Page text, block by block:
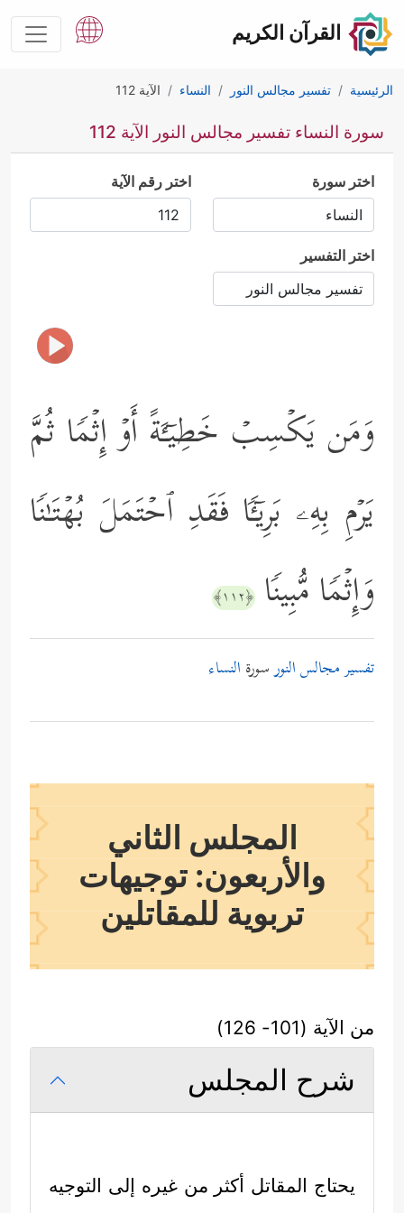
القرآن الكريم
الرئيسية تفسير مجالس النور النساء الآية 112
سورة النساء تفسير مجالس النور الآية 112
اختر سورة اختر رقم الآية
اختر التفسير
وَمَن یَكۡسِبۡ خَطِیۤـَٔةً أَوۡ إِثۡمࣰا ثُمَّ
یَرۡمِ بِهِۦ بَرِیۤـࣰٔا فَقَدِ ٱحۡتَمَلَ بُهۡتَـٰنࣰا
وَإِثۡمࣰا مُّبِینࣰا ﴿١١٢﴾
تفسير مجالس النورسورة النساء
المجلس الثاني
والأربعون: توجيهات
تربوية للمقاتلين
من الآية (101- 126)
شرح المجلس
يحتاج المقاتل أكثر من غيره إلى التوجيه